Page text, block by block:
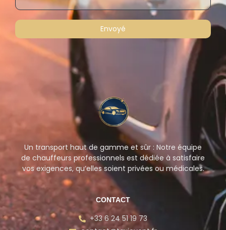
Envoyé
Un transport haut de gamme et sûr : Notre équipe
de chauffeurs professionnels est dédiée à satisfaire
vos exigences, qu’elles soient privées ou médicales.
CONTACT
+33 6 24 51 19 73